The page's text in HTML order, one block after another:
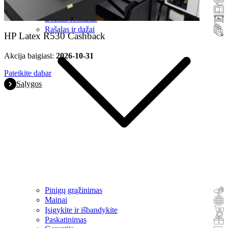
Skaitytuvai
Didelis formatas
Rašalas ir dažai
Pinigų grąžinimas
Mainai
Įsigykite ir išbandykite
Paskatinimas
HP Latex R530 Cashback
Akcija baigiasi: 2026-10-31
Pateikite dabar
Sąlygos